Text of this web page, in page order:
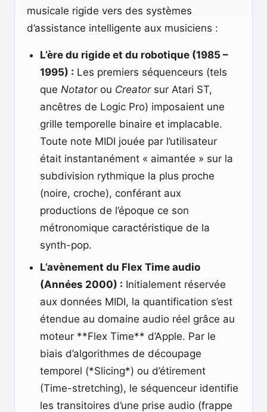
musicale rigide vers des systèmes
d’assistance intelligente aux musiciens :
L’ère du rigide et du robotique (1985 –
1995) : Les premiers séquenceurs (tels
que Notatorou Creatorsur Atari ST,
ancêtres de Logic Pro) imposaient une
grille temporelle binaire et implacable.
Toute note MIDI jouée par l’utilisateur
était instantanément « aimantée » sur la
subdivision rythmique la plus proche
(noire, croche), conférant aux
productions de l’époque ce son
métronomique caractéristique de la
synth-pop.
L’avènement du Flex Time audio
(Années 2000) : Initialement réservée
aux données MIDI, la quantification s’est
étendue au domaine audio réel grâce au
moteur **Flex Time** d’Apple. Par le
biais d’algorithmes de découpage
temporel (*Slicing*) ou d’étirement
(Time-stretching), le séquenceur identifie
les transitoires d’une prise audio (frappe